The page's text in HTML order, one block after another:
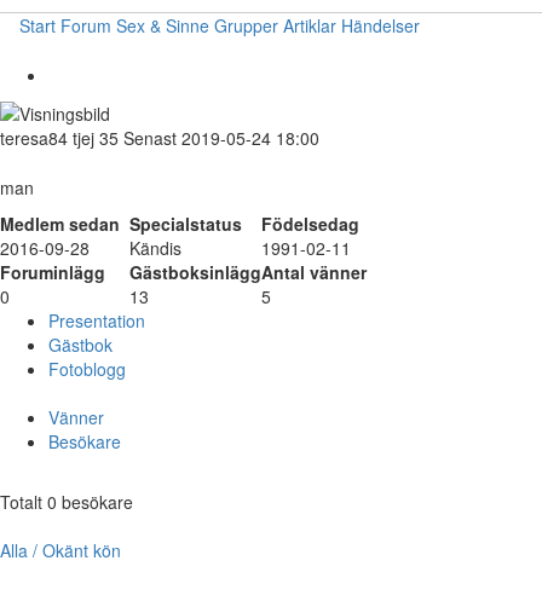
Start Forum Sex & Sinne Grupper Artiklar Händelser
teresa84 tjej 35 Senast 2019-05-24 18:00
man
Medlem sedan Specialstatus
Födelsedag
2016-09-28
Kändis
1991-02-11
Foruminlägg
GästboksinläggAntal vänner
0
13
5
Presentation
Gästbok
Fotoblogg
Vänner
Besökare
Totalt 0 besökare
Alla / Okänt kön